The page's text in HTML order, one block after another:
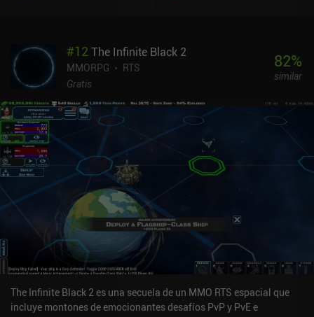
#12 The Infinite Black 2
MMORPG
RTS
Gratis
82%
similar
The Infinite Black 2 es una secuela de un MMO RTS espacial que
incluye montones de emocionantes desafíos PvP y PvE e